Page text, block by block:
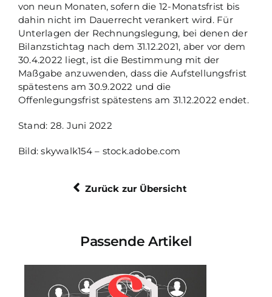
von neun Monaten, sofern die 12-Monatsfrist bis
dahin nicht im Dauerrecht verankert wird. Für
Unterlagen der Rechnungslegung, bei denen der
Bilanzstichtag nach dem 31.12.2021, aber vor dem
30.4.2022 liegt, ist die Bestimmung mit der
Maßgabe anzuwenden, dass die Aufstellungsfrist
spätestens am 30.9.2022 und die
Offenlegungsfrist spätestens am 31.12.2022 endet.
Stand: 28. Juni 2022
Bild: skywalk154 – stock.adobe.com
Zurück zur Übersicht
Passende Artikel